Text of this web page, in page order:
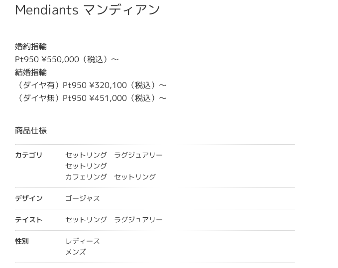
Mendiants マンディアン
婚約指輪
Pt950 ¥550,000（税込）～
結婚指輪
（ダイヤ有）Pt950 ¥320,100（税込）～
（ダイヤ無）Pt950 ¥451,000（税込）～
商品仕様
カテゴリ
セットリング ラグジュアリー
セットリング
カフェリング セットリング
デザイン ゴージャス
テイスト セットリング ラグジュアリー
性別
レディース
メンズ